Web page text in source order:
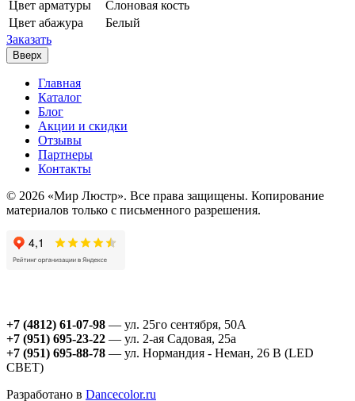
Цвет арматуры
Слоновая кость
Цвет абажура
Белый
Заказать
Вверх
Главная
Каталог
Блог
Акции и скидки
Отзывы
Партнеры
Контакты
© 2026 «Мир Люстр». Все права защищены. Копирование
материалов только с письменного разрешения.
+7 (4812) 61-07-98 — ул. 25го сентября, 50А
+7 (951) 695-23-22 — ул. 2-ая Садовая, 25а
+7 (951) 695-88-78 — ул. Нормандия - Неман, 26 В (LED
СВЕТ)
Разработано в Dancecolor.ru